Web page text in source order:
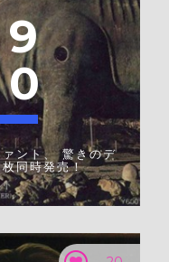
9
0
ント、 驚きのデ
同時発売！